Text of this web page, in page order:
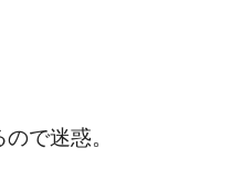
で迷惑。